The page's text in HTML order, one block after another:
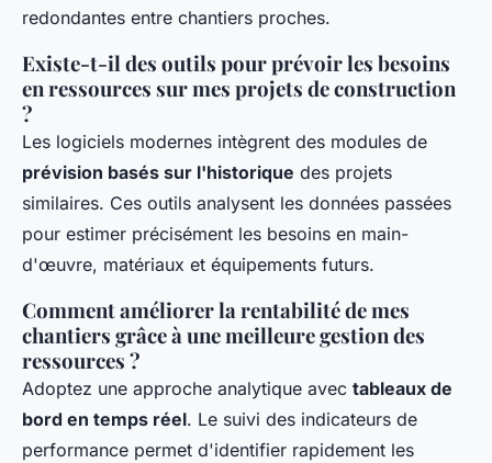
redondantes entre chantiers proches.
Existe-t-il des outils pour prévoir les besoins
en ressources sur mes projets de construction
?
Les logiciels modernes intègrent des modules de
prévision basés sur l'historique des projets
similaires. Ces outils analysent les données passées
pour estimer précisément les besoins en main-
d'œuvre, matériaux et équipements futurs.
Comment améliorer la rentabilité de mes
chantiers grâce à une meilleure gestion des
ressources ?
Adoptez une approche analytique avec tableaux de
bord en temps réel. Le suivi des indicateurs de
performance permet d'identifier rapidement les